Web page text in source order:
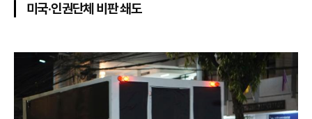
미국·인권단체 비판 쇄도